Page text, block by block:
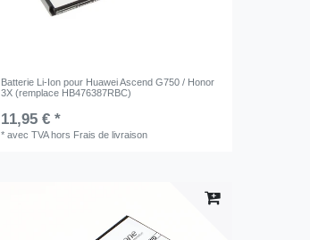
Batterie Li-Ion pour Huawei Ascend G750 / Honor
3X (remplace HB476387RBC)
11,95 € *
*avec TVAhors Frais de livraison